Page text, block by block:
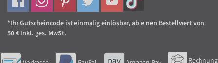
*Ihr Gutscheincode ist einmalig einlösbar, ab einen Bestellwert von
50 € inkl. ges. MwSt.
Rechnung